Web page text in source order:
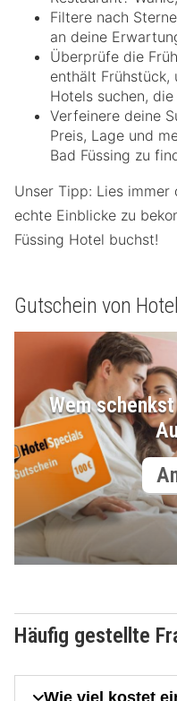
Filtere nach
an deine
Überprüfe die
enthält Frühstück,
Hotels suchen,
Verfeinere deine
Preis, Lage und
Bad Füssing zu
Unser Tipp: Lies
echte Einblicke zu
Füssing Hotel buchst!
Gutschein von
Wem
Häufig gestellte